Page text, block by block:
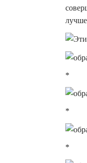
*
*
*